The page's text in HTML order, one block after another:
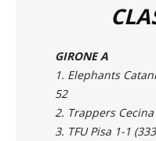
GIRONE A
1. Elephants
52
2. Trappers Cecina
3. TFU Pisa 1-1